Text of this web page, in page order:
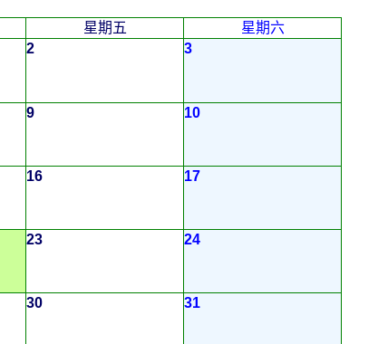
星期五
星期六
2 3
9 10
16 17
23 24
30 31